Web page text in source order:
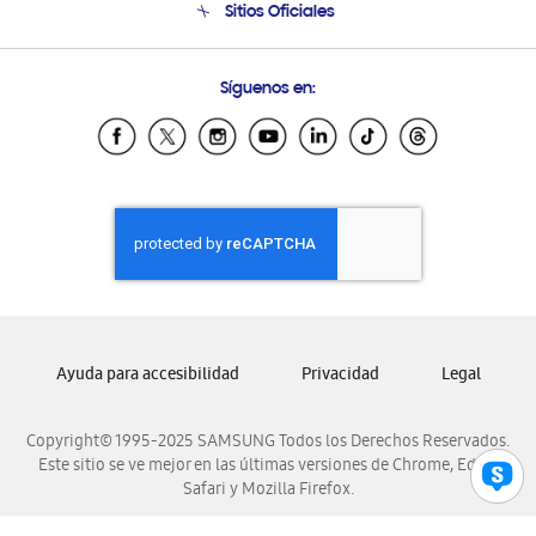
Soporte vía eMail
Sitios Oficiales
Samsung Ecuador
Samsung El Salvador
Samsung Honduras
Samsung Nicaragua
Samsung Panamá
Samsung Venezuela
Síguenos en:
Copyright© 1995-2025 SAMSUNG Todos los Derechos Reservados.
Este sitio se ve mejor en las últimas versiones de Chrome, Edge,
Safari y Mozilla Firefox.
Ayuda para accesibilidad Privacidad Legal